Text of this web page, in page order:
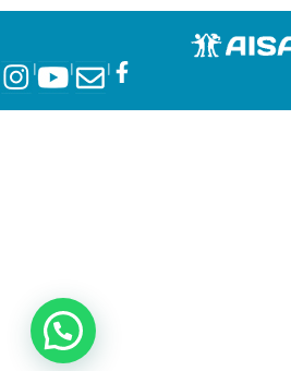
l l l